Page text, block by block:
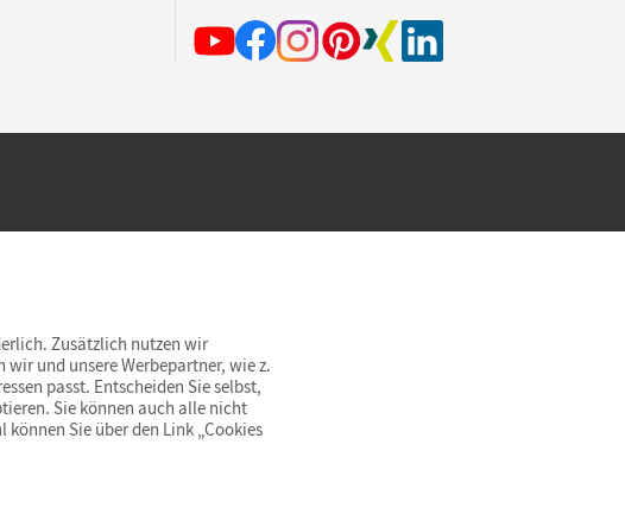
wir versandkostenfrei innerhalb Deutschlands
Zusätzlich nutzen wir
und unsere Werbepartner, wie z.
passt. Entscheiden Sie selbst,
Sie können auch alle nicht
können Sie über den Link „Cookies